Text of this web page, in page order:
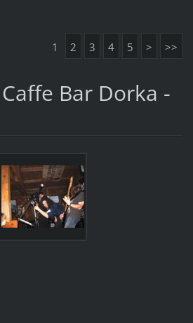
1 2 3 4 5 > >>
Bar Dorka -